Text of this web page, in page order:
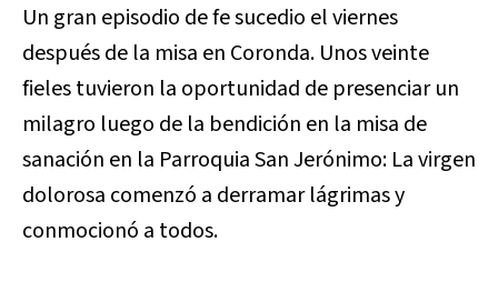
Un gran episodio de fe sucedio el viernes
después de la misa en Coronda. Unos veinte
fieles tuvieron la oportunidad de presenciar un
milagro luego de la bendición en la misa de
sanación en la Parroquia San Jerónimo: La virgen
dolorosa comenzó a derramar lágrimas y
conmocionó a todos.